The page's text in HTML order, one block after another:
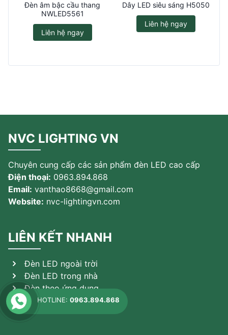
Đèn âm bậc cầu thang
NWLED5561
Liên hệ ngay
Dây LED siêu sáng H5050
Liên hệ ngay
NVC LIGHTING VN
Chuyên cung cấp các sản phẩm đèn LED cao cấp
Điện thoại: 0963.894.868
Email: vanthao8668@gmail.com
Website: nvc-lightingvn.com
LIÊN KẾT NHANH
Đèn LED ngoài trời
Đèn LED trong nhà
Đèn theo ứng dụng
Sản phẩm khác
HOTLINE:0963.894.868